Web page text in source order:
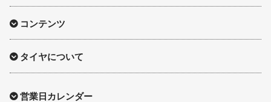
コンテンツ
タイヤについて
営業日カレンダー